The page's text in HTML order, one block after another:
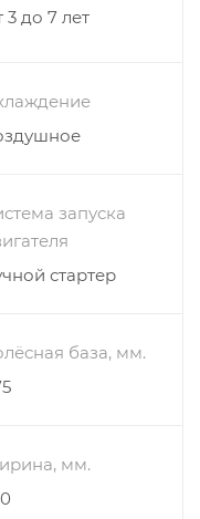
3 до 7 лет
запуска
стартер
база, мм.
мм.